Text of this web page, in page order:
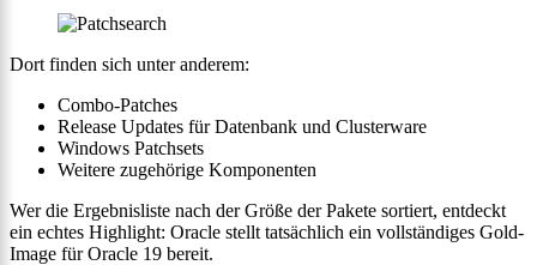
Dort finden sich unter anderem:
Combo-Patches
Release Updates für Datenbank und Clusterware
Windows Patchsets
Weitere zugehörige Komponenten
Wer die Ergebnisliste nach der Größe der Pakete sortiert, entdeckt
ein echtes Highlight: Oracle stellt tatsächlich ein vollständiges Gold-
Image für Oracle 19 bereit.